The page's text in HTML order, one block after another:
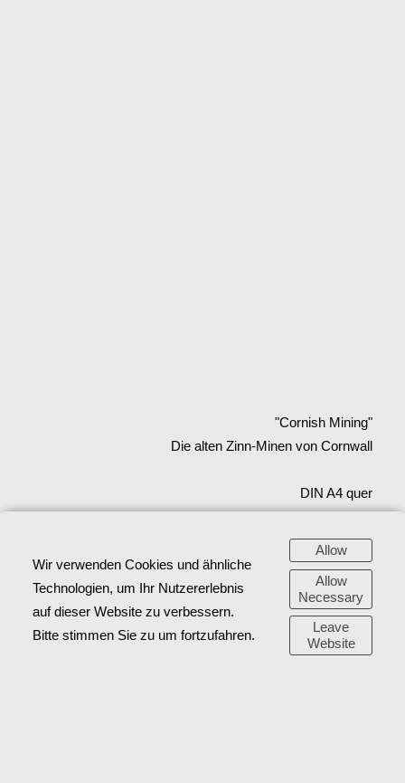
"Cornish Mining"
Die alten Zinn-Minen von Cornwall
DIN A4 quer
72 Seiten – Hardcover
2024
Wir verwenden Cookies und ähnliche
Technologien, um Ihr Nutzererlebnis
auf dieser Website zu verbessern.
Bitte stimmen Sie zu um fortzufahren.
Allow
Allow
Necessary
Leave
Website